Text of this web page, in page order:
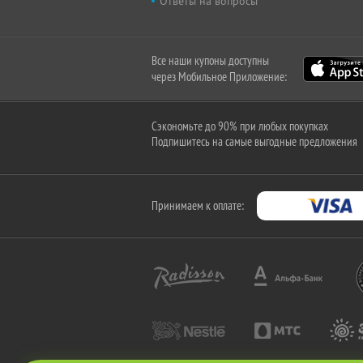
Все наши купоны доступны
через Мобильное Приложение:
Сэкономьте до 90% при любых покупках
Подпишитесь на самые выгодные предложения
Принимаем к оплате: